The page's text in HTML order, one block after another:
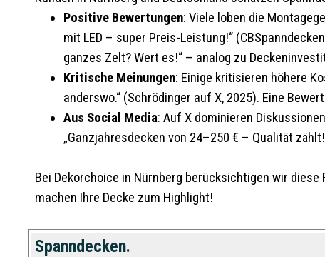
Positive Bewertungen: Viele loben die
mit LED – super Preis-Leistung!“
ganzes Zelt? Wert es!“ – analog zu
Kritische Meinungen: Einige kritisieren höhere
anderswo.“ (Schrödinger auf X, 2025). Eine
Aus Social Media: Auf X dominieren
„Ganzjahresdecken von 24–250 € – Qualität
Bei Dekorchoice in Nürnberg berücksichtigen wir
machen Ihre Decke zum Highlight!
Spanndecken.